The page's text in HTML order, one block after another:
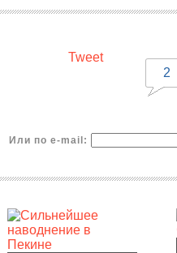
Tweet
2
Или по e-mail: